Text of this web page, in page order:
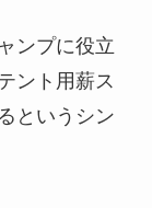
ンプに役立
ント用薪ス
というシン